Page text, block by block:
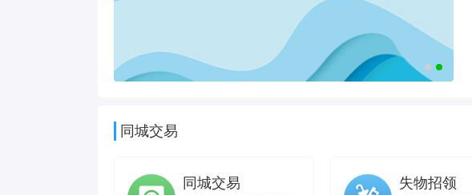
同城交易
同城交易 失物招领